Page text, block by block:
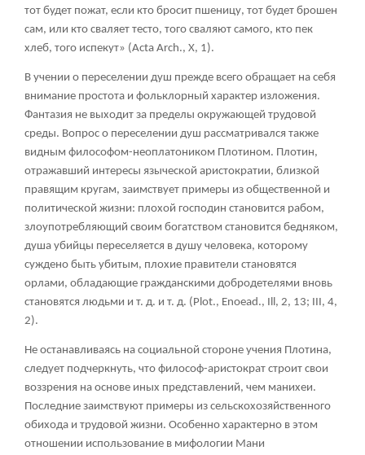
тот будет пожат, если кто бросит пшеницу, тот будет брошен
сам, или кто сваляет тесто, того сваляют самого, кто пек
хлеб, того испекут» (Acta Arch., X, 1).
В учении о переселении душ прежде всего обращает на себя
внимание простота и фольклорный характер изложения.
Фантазия не выходит за пределы окружающей трудовой
среды. Вопрос о переселении душ рассматривался также
видным философом-неоплатоником Плотином. Плотин,
отражавший интересы языческой аристократии, близкой
правящим кругам, заимствует примеры из общественной и
политической жизни: плохой господин становится рабом,
злоупотребляющий своим богатством становится бедняком,
душа убийцы переселяется в душу человека, которому
суждено быть убитым, плохие правители становятся
орлами, обладающие гражданскими добродетелями вновь
становятся людьми и т. д. и т. д. (Plot., Enoead., Ill, 2, 13; III, 4,
2).
Не останавливаясь на социальной стороне учения Плотина,
следует подчеркнуть, что философ-аристократ строит свои
воззрения на основе иных представлений, чем манихеи.
Последние заимствуют примеры из сельскохозяйственного
обихода и трудовой жизни. Особенно характерно в этом
отношении использование в мифологии Мани